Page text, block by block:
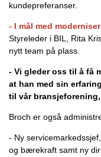
kundepreferanser.
- I mål med
Styreleder i BIL, Rita
nytt team på plass.
- Vi gleder oss til å få
at han med sin
til vår
Broch er også
- Ny
og bærekraft samt ny